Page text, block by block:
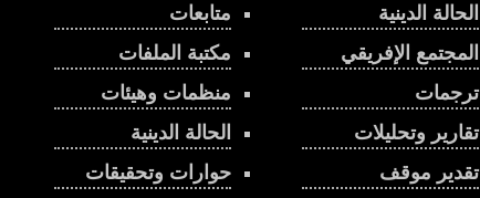
متابعات
مكتبة الملفات
منظمات وهيئات
الحالة الدينية
حوارات وتحقيقات
الحالة الدينية
المجتمع الإفريقي
ترجمات
تقارير وتحليلات
تقدير موقف